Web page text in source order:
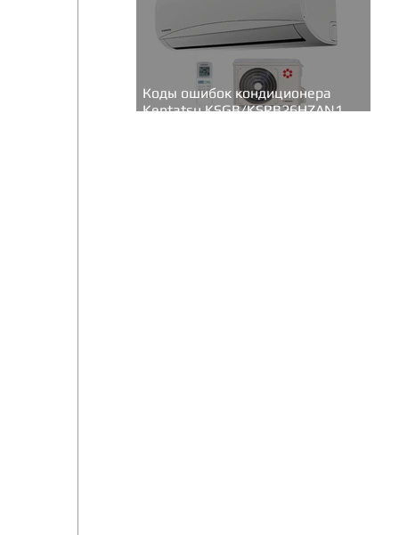
Коды ошибок кондиционера
Kentatsu KSGB/KSRB26HZAN1